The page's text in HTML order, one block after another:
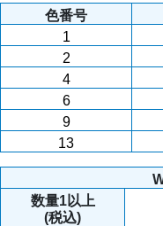
色番号
1
2
4
6
9
13
数量1以上
(税込)